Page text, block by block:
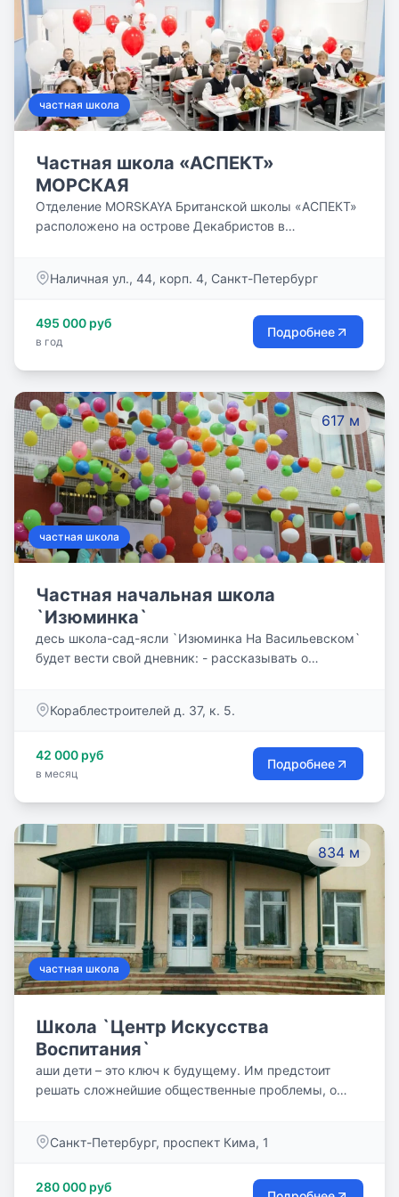
развития каждого ребенка: студия творчества,
музыкальный и спортивный залы, соляная пещера,
кабинеты психологов и логопедов.
частная школа
Частная школа «АСПЕКТ»
МОРСКАЯ
Отделение MORSKAYA Британской школы «АСПЕКТ»
расположено на острове Декабристов в
гимназии №586, объединяющий достоинства
преимущества британской образовательной
системы.
Наличная ул., 44, корп. 4, Санкт-Петербург
495 000 руб
в год
Подробнее
617 м
частная школа
Частная начальная школа
`Изюминка`
десь школа-сад-ясли `Изюминка На Васильевском`
будет вести свой дневник: - рассказывать о
выставках, праздниках, конкурсах, экскурсиях и
любые вопросы ребят и родителей
Кораблестроителей д. 37, к. 5.
42 000 руб
в месяц
Подробнее
834 м
частная школа
Школа `Центр Искусства
Воспитания`
аши дети – это ключ к будущему. Им предстоит
решать сложнейшие общественные проблемы, о
развивать способности, выходящие за пределы
Это должен быть широкий, интегрированный метод,
Санкт-Петербург, проспект Кима, 1
280 000 руб